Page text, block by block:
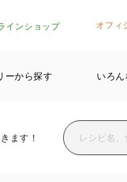
インショップ オフィ
ーから探す いろ
ます！